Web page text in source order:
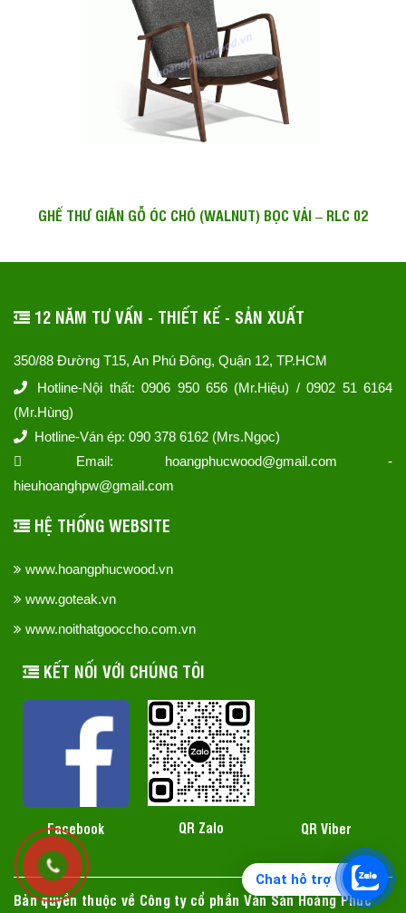
GHẾ THƯ GIÃN GỖ ÓC CHÓ (WALNUT) BỌC VẢI – RLC 02
12 NĂM TƯ VẤN - THIẾT KẾ - SẢN XUẤT
350/88 Đường T15, An Phú Đông, Quận 12, TP.HCM
Hotline-Nội thất: 0906 950 656 (Mr.Hiệu) / 0902 51 6164
(Mr.Hùng)
Hotline-Ván ép: 090 378 6162 (Mrs.Ngọc)
Email: hoangphucwood@gmail.com -
hieuhoanghpw@gmail.com
HỆ THỐNG WEBSITE
www.hoangphucwood.vn
www.goteak.vn
www.noithatgooccho.com.vn
KẾT NỐI VỚI CHÚNG TÔI
Facebook QR Zalo QR Viber
Bản quyền thuộc về Công ty cổ phần Ván Sàn Hoàng Phúc
Chat hỗ trợ